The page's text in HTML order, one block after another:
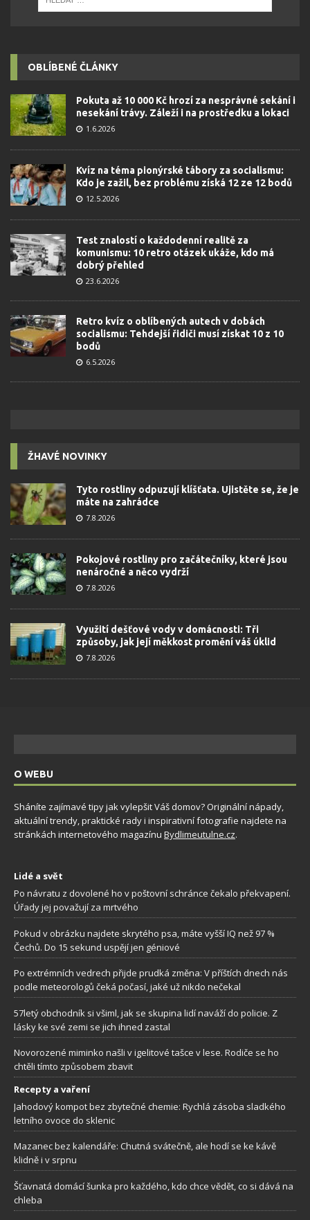
OBLÍBENÉ ČLÁNKY
Pokuta až 10 000 Kč hrozí za nesprávné sekání i
nesekání trávy. Záleží i na prostředku a lokaci
1.6.2026
Kvíz na téma pionýrské tábory za socialismu:
Kdo je zažil, bez problému získá 12 ze 12 bodů
12.5.2026
Test znalostí o každodenní realitě za
komunismu: 10 retro otázek ukáže, kdo má
dobrý přehled
23.6.2026
Retro kvíz o oblíbených autech v dobách
socialismu: Tehdejší řidiči musí získat 10 z 10
bodů
6.5.2026
ŽHAVÉ NOVINKY
Tyto rostliny odpuzují klíšťata. Ujistěte se, že je
máte na zahrádce
7.8.2026
Pokojové rostliny pro začátečníky, které jsou
nenáročné a něco vydrží
7.8.2026
Využití dešťové vody v domácnosti: Tři
způsoby, jak její měkkost promění váš úklid
7.8.2026
O WEBU
Sháníte zajímavé tipy jak vylepšit Váš domov? Originální nápady,
aktuální trendy, praktické rady i inspirativní fotografie najdete na
stránkách internetového magazínu Bydlimeutulne.cz.
Lidé a svět
Po návratu z dovolené ho v poštovní schránce čekalo překvapení.
Úřady jej považují za mrtvého
Pokud v obrázku najdete skrytého psa, máte vyšší IQ než 97 %
Čechů. Do 15 sekund uspějí jen géniové
Po extrémních vedrech přijde prudká změna: V příštích dnech nás
podle meteorologů čeká počasí, jaké už nikdo nečekal
57letý obchodník si všiml, jak se skupina lidí naváží do policie. Z
lásky ke své zemi se jich ihned zastal
Novorozené miminko našli v igelitové tašce v lese. Rodiče se ho
chtěli tímto způsobem zbavit
Recepty a vaření
Jahodový kompot bez zbytečné chemie: Rychlá zásoba sladkého
letního ovoce do sklenic
Mazanec bez kalendáře: Chutná svátečně, ale hodí se ke kávě
klidně i v srpnu
Šťavnatá domácí šunka pro každého, kdo chce vědět, co si dává na
chleba